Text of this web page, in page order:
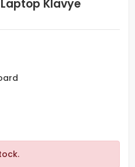
Laptop Klavye